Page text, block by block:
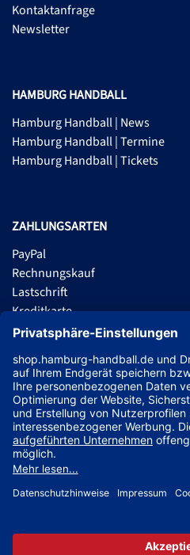
Kontaktanfrage
Newsletter
HAMBURG HANDBALL
Hamburg Handball | News
Hamburg Handball | Termine
Hamburg Handball | Tickets
ZAHLUNGSARTEN
PayPal
Rechnungskauf
Lastschrift
Kreditkarte
Apple Pay
ABONNIERE JETZT DEN
UND VERPASSE KEINE NEUIGKEIT
JETZT